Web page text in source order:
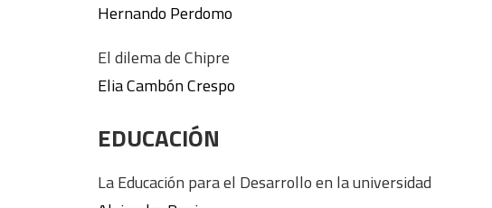
Hernando Perdomo
El dilema de Chipre
Elia Cambón Crespo
EDUCACIÓN
La Educación para el Desarrollo en la universidad